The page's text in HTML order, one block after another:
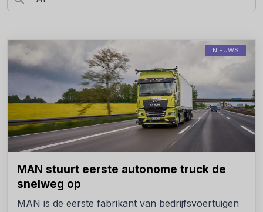
NIEUWS
MAN stuurt eerste autonome truck de
snelweg op
MAN is de eerste fabrikant van bedrijfsvoertuigen